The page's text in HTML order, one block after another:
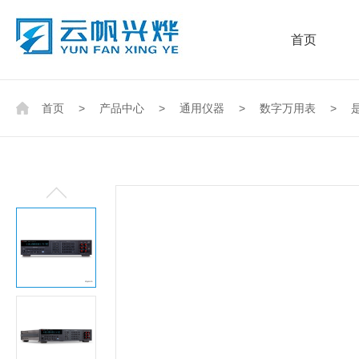
首页
首页 > 产品中心 > 通用仪器 > 数字万用表 >